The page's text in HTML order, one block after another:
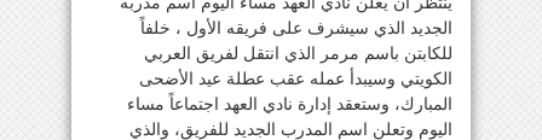
الجديد الذي سيشرف على فريقه الأول ، خلفاً
للكابتن باسم مرمر الذي انتقل لفريق العربي
الكويتي وسيبدأ عمله عقب عطلة عيد الأضحى
المبارك، وستعقد إدارة نادي العهد اجتماعاً مساء
اليوم وتعلن اسم المدرب الجديد للفريق، والذي